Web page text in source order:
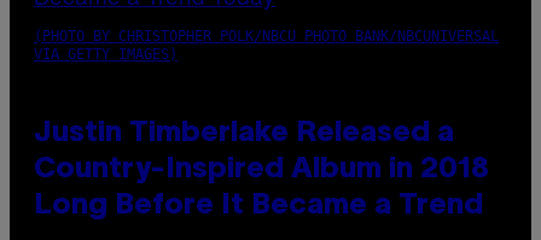
(PHOTO BY CHRISTOPHER POLK/NBCU PHOTO BANK/NBCUNIVERSAL
VIA GETTY IMAGES)
Justin Timberlake Released a
Country-Inspired Album in 2018
Long Before It Became a Trend